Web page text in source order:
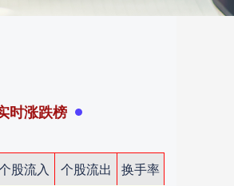
时涨跌榜
股流入 个股流出
换手率